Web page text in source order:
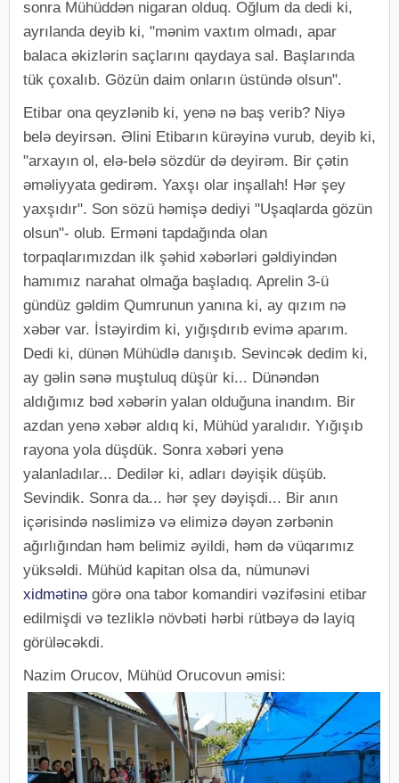
sonra Mühüddən nigaran olduq. Oğlum da dedi ki,
ayrılanda deyib ki, "mənim vaxtım olmadı, apar
balaca əkizlərin saçlarını qaydaya sal. Başlarında
tük çoxalıb. Gözün daim onların üstündə olsun".
Etibar ona qeyzlənib ki, yenə nə baş verib? Niyə
belə deyirsən. Əlini Etibarın kürəyinə vurub, deyib ki,
"arxayın ol, elə-belə sözdür də deyirəm. Bir çətin
əməliyyata gedirəm. Yaxşı olar inşallah! Hər şey
yaxşıdır". Son sözü həmişə dediyi "Uşaqlarda gözün
olsun"- olub. Erməni tapdağında olan
torpaqlarımızdan ilk şəhid xəbərləri gəldiyindən
hamımız narahat olmağa başladıq. Aprelin 3-ü
gündüz gəldim Qumrunun yanına ki, ay qızım nə
xəbər var. İstəyirdim ki, yığışdırıb evimə aparım.
Dedi ki, dünən Mühüdlə danışıb. Sevincək dedim ki,
ay gəlin sənə muştuluq düşür ki... Dünəndən
aldığımız bəd xəbərin yalan olduğuna inandım. Bir
azdan yenə xəbər aldıq ki, Mühüd yaralıdır. Yığışıb
rayona yola düşdük. Sonra xəbəri yenə
yalanladılar... Dedilər ki, adları dəyişik düşüb.
Sevindik. Sonra da... hər şey dəyişdi... Bir anın
içərisində nəslimizə və elimizə dəyən zərbənin
ağırlığından həm belimiz əyildi, həm də vüqarımız
yüksəldi. Mühüd kapitan olsa da, nümunəvi
xidmətinə görə ona tabor komandiri vəzifəsini etibar
edilmişdi və tezliklə növbəti hərbi rütbəyə də layiq
görüləcəkdi.
Nazim Orucov, Mühüd Orucovun əmisi: